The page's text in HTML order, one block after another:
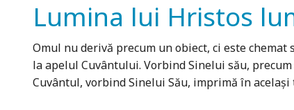
Lumina lui Hristos
Omul nu derivă precum un obiect, ci este
la apelul Cuvântului. Vorbind Sinelui său,
Cuvântul, vorbind Sinelui Său, imprimă în